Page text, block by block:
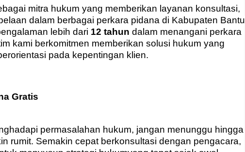
mitra hukum yang memberikan layanan konsultasi,
dalam berbagai perkara pidana di Kabupaten Bantul
lebih dari 12 tahun dalam menangani perkara
kami berkomitmen memberikan solusi hukum yang
pada kepentingan klien.
Gratis
permasalahan hukum, jangan menunggu hingga
rumit. Semakin cepat berkonsultasi dengan pengacara,